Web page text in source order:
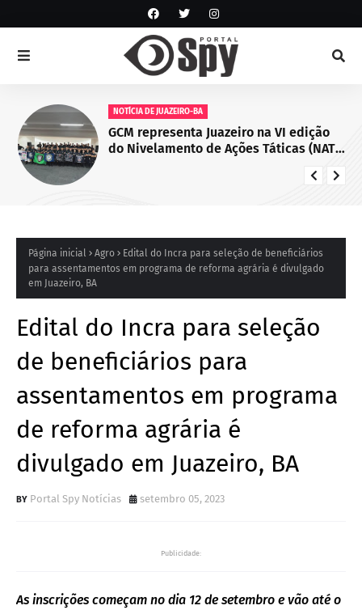
NOTÍCIA DE JUAZEIRO-BA
GCM representa Juazeiro na VI edição
do Nivelamento de Ações Táticas (NAT-
Página inicial Agro
Edital do Incra para seleção de beneficiários
para assentamentos em programa de reforma agrária é divulgado
em Juazeiro, BA
Edital do Incra para seleção
de beneficiários para
assentamentos em programa
de reforma agrária é
divulgado em Juazeiro, BA
Portal Spy Notícias setembro 05, 2023
Publicidade:
As inscrições começam no dia 12 de setembro e vão até o